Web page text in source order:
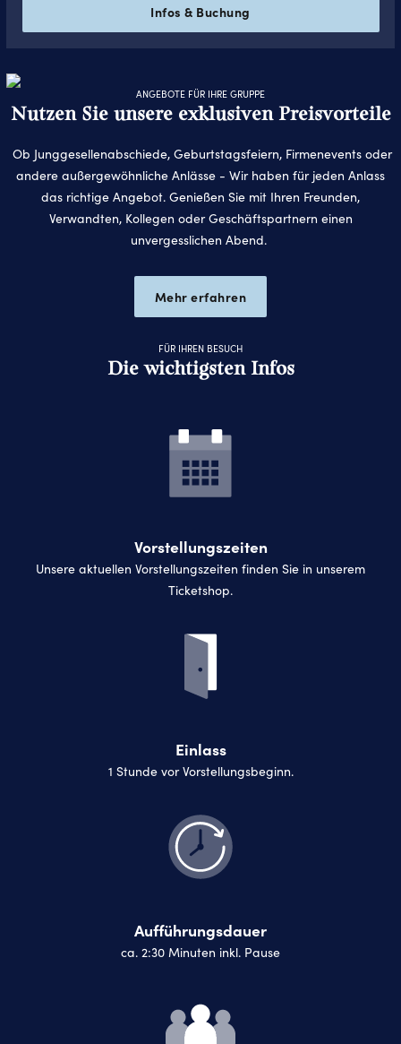
Infos & Buchung
ANGEBOTE FÜR IHRE GRUPPE
Nutzen Sie unsere exklusiven Preisvorteile
Ob Junggesellenabschiede, Geburtstagsfeiern, Firmenevents oder
andere außergewöhnliche Anlässe - Wir haben für jeden Anlass
das richtige Angebot. Genießen Sie mit Ihren Freunden,
Verwandten, Kollegen oder Geschäftspartnern einen
unvergesslichen Abend.
Mehr erfahren
FÜR IHREN BESUCH
Die wichtigsten Infos
Vorstellungszeiten
Unsere aktuellen Vorstellungszeiten finden Sie in unserem
Ticketshop.
Einlass
1 Stunde vor Vorstellungsbeginn.
Aufführungsdauer
ca. 2:30 Minuten inkl. Pause